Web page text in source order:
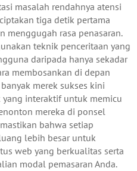
masalah rendahnya atensi
tiga detik pertama
menggugah rasa penasaran.
teknik penceritaan yang
daripada hanya sekadar
membosankan di depan
merek sukses kini
interaktif untuk memicu
mereka di ponsel
bahwa setiap
lebih besar untuk
web yang berkualitas serta
modal pemasaran Anda.